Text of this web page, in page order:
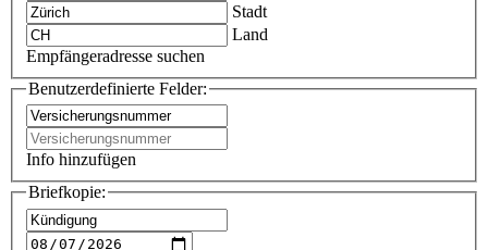
Stadt
Land
Empfängeradresse suchen
Benutzerdefinierte Felder:
Info hinzufügen
Briefkopie: